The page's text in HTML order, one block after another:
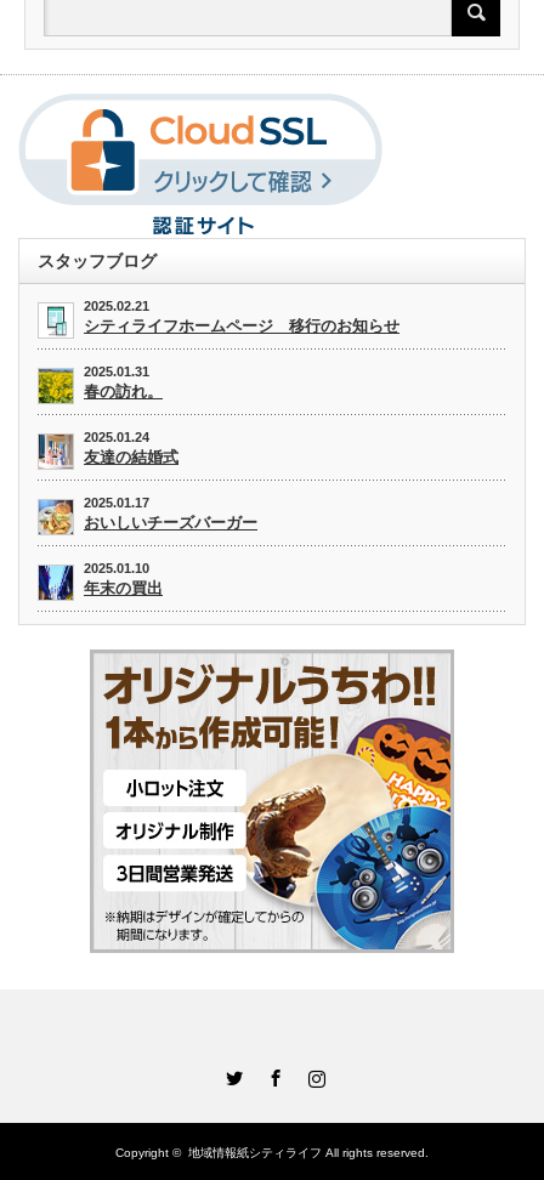
スタッフブログ
2025.02.21
シティライフホームページ 移行のお知らせ
2025.01.31
春の訪れ。
2025.01.24
友達の結婚式
2025.01.17
おいしいチーズバーガー
2025.01.10
年末の買出
Copyright © 地域情報紙シティライフ All rights reserved.